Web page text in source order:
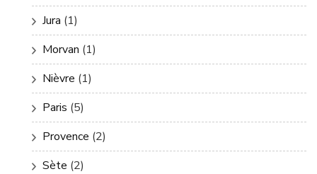
Jura (1)
Morvan (1)
Nièvre (1)
Paris (5)
Provence (2)
Sète (2)